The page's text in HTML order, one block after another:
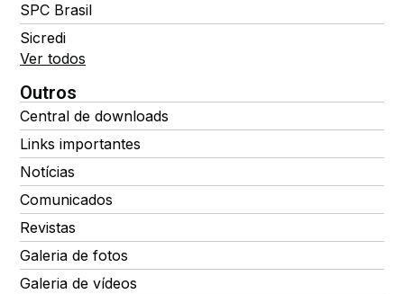
SPC Brasil
Sicredi
Ver todos
Outros
Central de downloads
Links importantes
Notícias
Comunicados
Revistas
Galeria de fotos
Galeria de vídeos